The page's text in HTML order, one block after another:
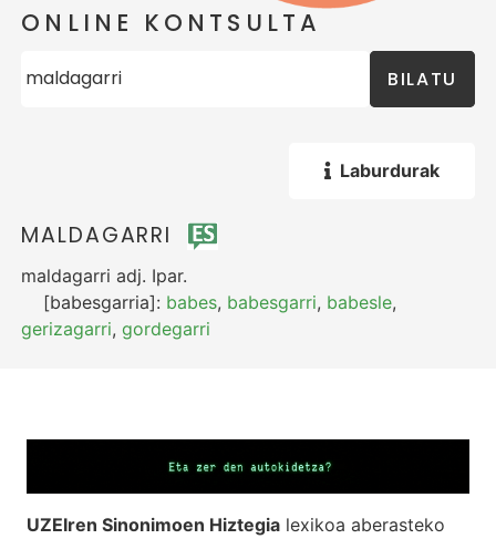
ONLINE KONTSULTA
BILATU
Laburdurak
MALDAGARRI
maldagarri adj. Ipar.
[babesgarria]: babes, babesgarri, babesle,
gerizagarri,gordegarri
UZEIren Sinonimoen Hiztegia lexikoa aberasteko